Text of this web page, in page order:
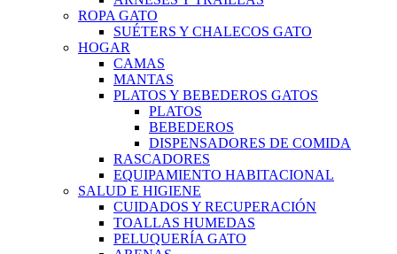
ROPA GATO
SUÉTERS Y CHALECOS GATO
HOGAR
CAMAS
MANTAS
PLATOS Y BEBEDEROS GATOS
PLATOS
BEBEDEROS
DISPENSADORES DE COMIDA
RASCADORES
EQUIPAMIENTO HABITACIONAL
SALUD E HIGIENE
CUIDADOS Y RECUPERACIÓN
TOALLAS HUMEDAS
PELUQUERÍA GATO